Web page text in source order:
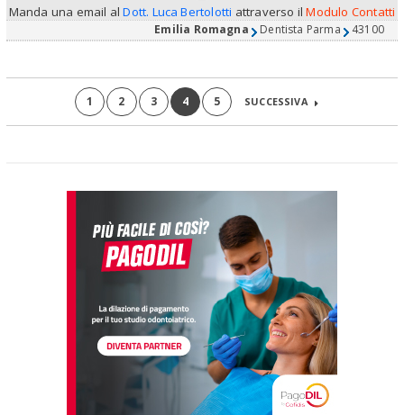
Manda una email alDott. Luca Bertolotti attraverso ilModulo Contatti
Emilia Romagna Dentista Parma 43100
1 2 3 4 5 SUCCESSIVA